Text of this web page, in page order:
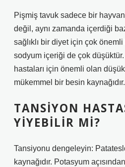
Pişmiş tavuk sadece bir
değil, aynı zamanda içerdiği
sağlıklı bir diyet için çok
sodyum içeriği de çok
hastaları için önemli olan
mükemmel bir besin kaynağıdır.
TANSIYON
YIYEBILIR MI?
Tansiyonu dengeleyin:
kaynağıdır. Potasyum